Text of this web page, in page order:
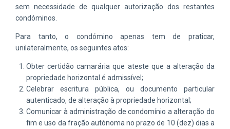
sem necessidade de qualquer autorização dos restantes
condóminos.
Para tanto, o condómino apenas tem de praticar,
unilateralmente, os seguintes atos:
Obter certidão camarária que ateste que a alteração da
propriedade horizontal é admissível;
Celebrar escritura pública, ou documento particular
autenticado, de alteração à propriedade horizontal;
Comunicar à administração de condomínio a alteração do
fim e uso da fração autónoma no prazo de 10 (dez) dias a